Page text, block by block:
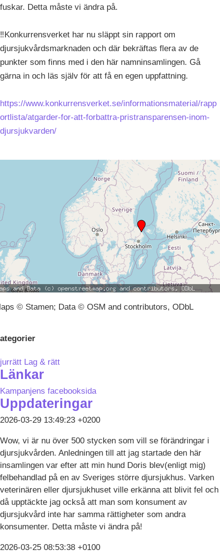
fuskar. Detta måste vi ändra på.
‼️Konkurrensverket har nu släppt sin rapport om
djursjukvårdsmarknaden och där bekräftas flera av de
punkter som finns med i den här namninsamlingen. Gå
gärna in och läs själv för att få en egen uppfattning.
https://www.konkurrensverket.se/informationsmaterial/rapp
ortlista/atgarder-for-att-forbattra-pristransparensen-inom-
djursjukvarden/
© Stamen; Data © OSM and contributors, ODbL
Lag & rätt
Länkar
Kampanjens facebooksida
Uppdateringar
2026-03-29 13:49:23 +0200
Wow, vi är nu över 500 stycken som vill se förändringar i
djursjukvården. Anledningen till att jag startade den här
insamlingen var efter att min hund Doris blev(enligt mig)
felbehandlad på en av Sveriges större djursjukhus. Varken
veterinären eller djursjukhuset ville erkänna att blivit fel och
då upptäckte jag också att man som konsument av
djursjukvård inte har samma rättigheter som andra
konsumenter. Detta måste vi ändra på!
2026-03-25 08:53:38 +0100